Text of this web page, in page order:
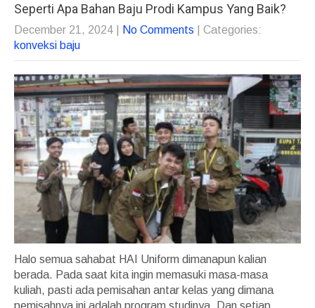
Seperti Apa Bahan Baju Prodi Kampus Yang Baik?
December 21, 2024 No Comments
| Categories:
konveksi baju
Halo semua sahabat HAI Uniform dimanapun kalian
berada. Pada saat kita ingin memasuki masa-masa
kuliah, pasti ada pemisahan antar kelas yang dimana
pemisahnya ini adalah program studinya. Dan setiap